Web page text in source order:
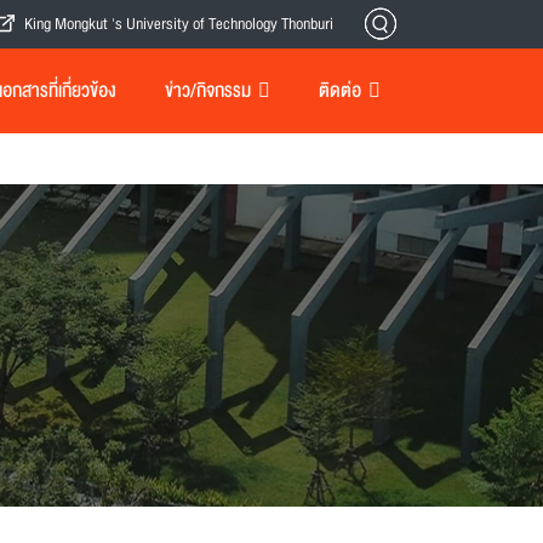
King Mongkut 's University of Technology Thonburi
กสารที่เกี่ยวข้อง ข่าว/กิจกรรม ติดต่อ